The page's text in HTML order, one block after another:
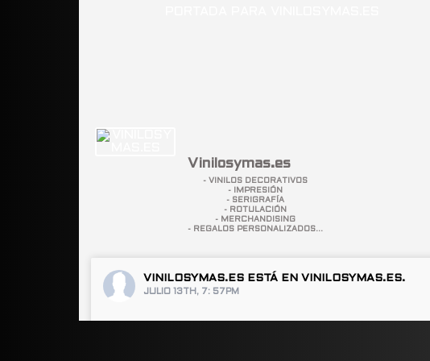
Vinilosymas.es
- VINILOS DECORATIVOS
- IMPRESIÓN
- SERIGRAFÍA
- ROTULACIÓN
- MERCHANDISING
- REGALOS PERSONALIZADOS...
VINILOSYMAS.ES ESTÁ EN VINILOSYMAS.ES.
JULIO 13TH, 7: 57PM